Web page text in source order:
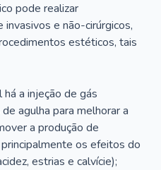
pode realizar
e não-cirúrgicos,
estéticos, tais
a injeção de gás
agulha para melhorar a
a produção de
os efeitos do
estrias e calvície);